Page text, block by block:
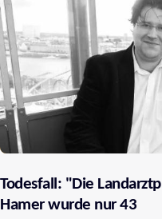
Todesfall: "Die
Hamer wurde nur 43